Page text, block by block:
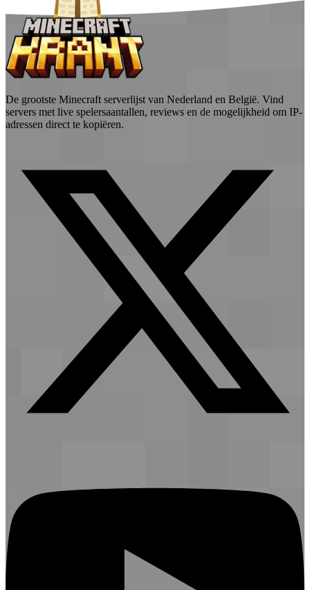
De grootste Minecraft serverlijst van Nederland en België. Vind
servers met live spelersaantallen, reviews en de mogelijkheid om IP-
adressen direct te kopiëren.